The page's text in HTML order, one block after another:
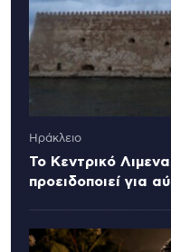
Ηράκλειο
Το Κεντρικό
προειδοποιεί για